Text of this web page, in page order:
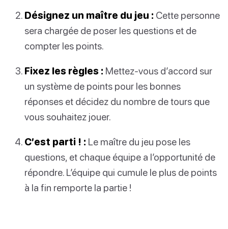
Désignez un maître du jeu : Cette personne
sera chargée de poser les questions et de
compter les points.
Fixez les règles : Mettez-vous d’accord sur
un système de points pour les bonnes
réponses et décidez du nombre de tours que
vous souhaitez jouer.
C’est parti ! : Le maître du jeu pose les
questions, et chaque équipe a l’opportunité de
répondre. L’équipe qui cumule le plus de points
à la fin remporte la partie !